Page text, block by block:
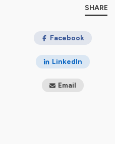
dans le cadre de toutes les
c’est aussi une diversité
auditeurs qui vivent
l’impact de l’Europe au
diversifiée avec un peu
SHARE
Facebook
LinkedIn
Email